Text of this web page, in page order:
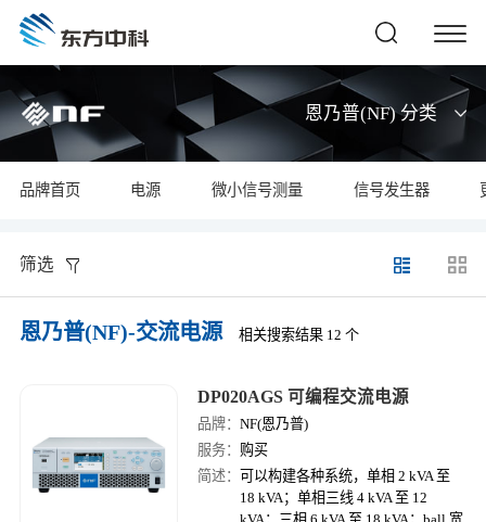
恩乃普(NF) 分类
品牌首页 电源 微小信号测量 信号发生器
筛选
恩乃普(NF)-交流电源 相关搜索结果 12 个
DP020AGS 可编程交流电源
品牌：NF(恩乃普)
服务： 购买
简述：
可以构建各种系统，单相 2 kVA 至
18 kVA；单相三线 4 kVA 至 12